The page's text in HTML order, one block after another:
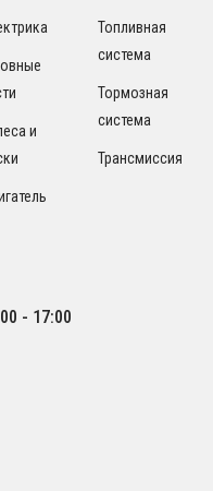
и
Топливная
система
Тормозная
система
Трансмиссия
- 17:00